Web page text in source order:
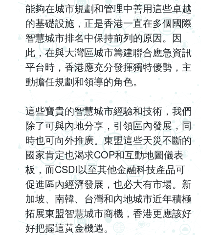
能夠在城市規劃和管理中善用這些卓越
的基礎設施，正是香港一直在多個國際
智慧城市排名中保持前列的原因。因
此，在與大灣區城市籌建聯合應急資訊
平台時，香港應充分發揮獨特優勢，主
動擔任規劃和領導的角色。
這些寶貴的智慧城市經驗和技術，我們
除了可與內地分享，引領區內發展，同
時也可向外推廣。東盟這些天災不斷的
國家肯定也渴求COP和互動地圖儀表
板，而CSDI以至其他金融科技產品可
促進區內經濟發展，也必大有市場。新
加坡、南韓、台灣和內地城市近年積極
拓展東盟智慧城市商機，香港更應該好
好把握這黃金機遇。